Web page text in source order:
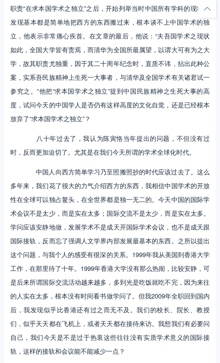
职责“在求本国学术之独立”之后，开始列举当时中国所有学科的现状，
发现基本都是简单地把西方的东西搬过来，根本谈不上中国学术的独
立，他表示非常痛心疾首。在文章的最后，他说：“夫吾国学术之现状
如此，全国大学皆有责焉，而清华为全国所最属望，以谓大可有为之大
学，故其职责尤独重，因于其二十周年纪念时，直质不讳，拈出此种公
案，实系吾民族精神上生死一大事者，与清华及全国学术有关诸君试一
参究之。”他把“求本国学术之独立”提到中国民族精神之生死大事的高
度，试问今天的中国学人是否仍有这样高度的文化自觉，还是已经根本
放弃了“求本国学术之独立”？
八十年过去了，我认为陈寅恪当年提出的问题，不但没有过
时，反而更加迫切了。尤其是在我们今天所谓的学术全球化时代。
中国人向西方简单学习乃至照搬照抄的时代应该过去了。这么
多年来，我们花了很大的力气介绍西方的东西，我相信中国学术的开放
性在全球可以独占鳌头，在全世界都是独一无二的。今天中国的国际学
术会议不是太少，而是实在太多；国际交流不是太少，而是实在太多。
学问应该安静地做，发展学术不是成天开国际学术会议，也不是成天跟
国际接轨，反而忘了强调人文学界内部发展最基本的东西。之所以提出
这个问题，与我个人的感受有很深的关系。1999年我从美国到香港大学
工作，在那里待了十年。1999年香港大学没有那么热闹，比较安静，可
是后来所谓国际交流活动越来越多，多到光是吃饭就吃不完，因为来往
的人实在太多，根本没有时间看书做学问了。但我2009年全职回到国内
后，我发现似乎比香港还有过之而无不及。我们的校长、院长、教授
们，似乎天天都在飞机上，或者天天都在接待来访。我想我们有必要问
自己，我们今天是不是过于热衷这些往往没有实质学术意义的国际接
轨，这样的接轨和会议能不能减少一点？